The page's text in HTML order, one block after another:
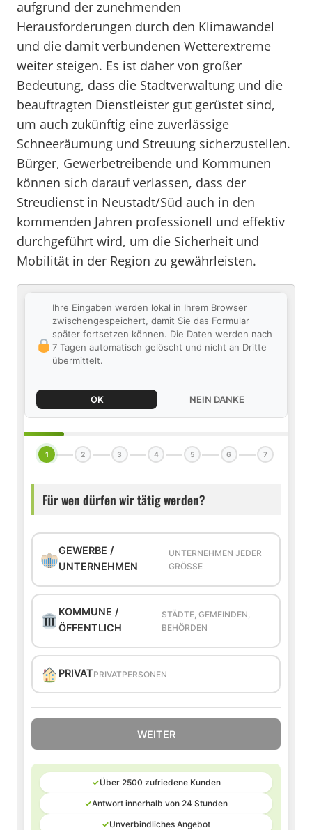
aufgrund der zunehmenden
Herausforderungen durch den Klimawandel
und die damit verbundenen Wetterextreme
weiter steigen. Es ist daher von großer
Bedeutung, dass die Stadtverwaltung und die
beauftragten Dienstleister gut gerüstet sind,
um auch zukünftig eine zuverlässige
Schneeräumung und Streuung sicherzustellen.
Bürger, Gewerbetreibende und Kommunen
können sich darauf verlassen, dass der
Streudienst in Neustadt/Süd auch in den
kommenden Jahren professionell und effektiv
durchgeführt wird, um die Sicherheit und
Mobilität in der Region zu gewährleisten.
Ihre Eingaben werden lokal in Ihrem Browser
zwischengespeichert, damit Sie das Formular
später fortsetzen können. Die Daten werden nach
7 Tagen automatisch gelöscht und nicht an Dritte
übermittelt.
OK NEIN DANKE
1 2 3 4 5 6 7
Für wen dürfen wir tätig werden?
GEWERBE /
UNTERNEHMEN
UNTERNEHMEN JEDER
GRÖSSE
KOMMUNE /
ÖFFENTLICH
STÄDTE, GEMEINDEN,
BEHÖRDEN
PRIVATPRIVATPERSONEN
WEITER
✓Über 2500 zufriedene Kunden
✓Antwort innerhalb von 24 Stunden
✓Unverbindliches Angebot